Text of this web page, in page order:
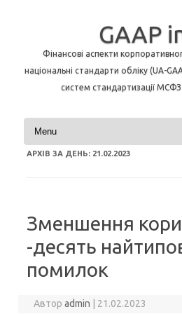
GAAP
Фінансові аспекти
національні стандарти обліку (UA-
систем стандартизації МСФЗ
Перейти до контенту
АРХІВ ЗА ДЕНЬ: 21.02.2023
Зменшення
-десять
помилок
Авторadmin 21.02.2023